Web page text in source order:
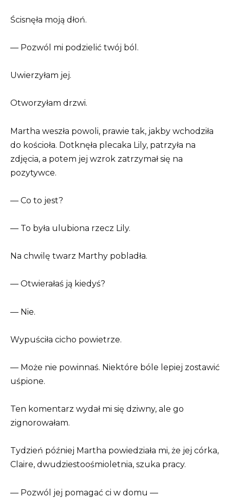
Ścisnęła moją dłoń.
— Pozwól mi podzielić twój ból.
Uwierzyłam jej.
Otworzyłam drzwi.
Martha weszła powoli, prawie tak, jakby wchodziła
do kościoła. Dotknęła plecaka Lily, patrzyła na
zdjęcia, a potem jej wzrok zatrzymał się na
pozytywce.
— Co to jest?
— To była ulubiona rzecz Lily.
Na chwilę twarz Marthy pobladła.
— Otwierałaś ją kiedyś?
— Nie.
Wypuściła cicho powietrze.
— Może nie powinnaś. Niektóre bóle lepiej zostawić
uśpione.
Ten komentarz wydał mi się dziwny, ale go
zignorowałam.
Tydzień później Martha powiedziała mi, że jej córka,
Claire, dwudziestoośmioletnia, szuka pracy.
— Pozwól jej pomagać ci w domu —